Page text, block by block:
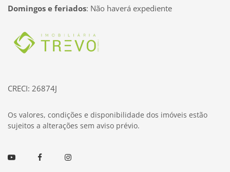
Domingos e feriados: Não haverá expediente
Página inicial
CRECI: 26874J
Os valores, condições e disponibilidade dos imóveis estão
sujeitos a alterações sem aviso prévio.
Youtube FacebookInstagram